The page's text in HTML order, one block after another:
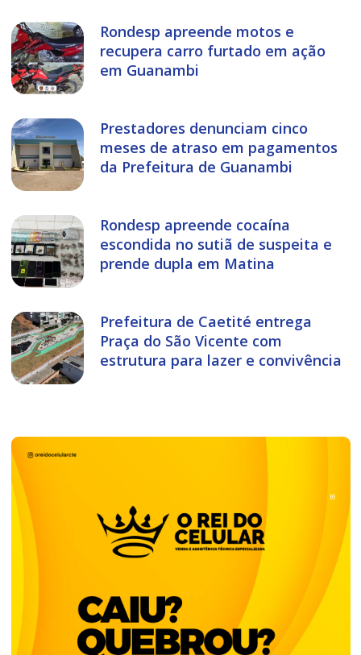
Rondesp apreende motos e
recupera carro furtado em ação
em Guanambi
Prestadores denunciam cinco
meses de atraso em pagamentos
da Prefeitura de Guanambi
Rondesp apreende cocaína
escondida no sutiã de suspeita e
prende dupla em Matina
Prefeitura de Caetité entrega
Praça do São Vicente com
estrutura para lazer e convivência